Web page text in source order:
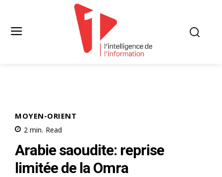
MOYEN-ORIENT
2 min. Read
Arabie saoudite: reprise
limitée de la Omra